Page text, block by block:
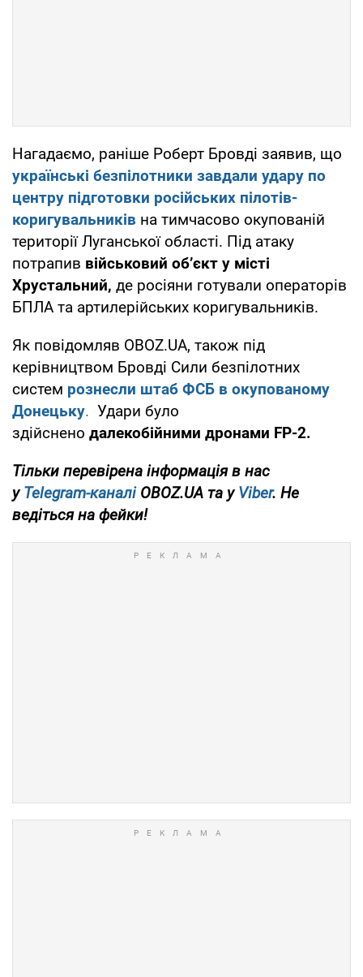
Нагадаємо, раніше Роберт Бровді заявив, що
українські безпілотники завдали удару по
центру підготовки російських пілотів-
коригувальників на тимчасово окупованій
території Луганської області. Під атаку
потрапив військовий об’єкт у місті
Хрустальний, де росіяни готували операторів
БПЛА та артилерійських коригувальників.
Як повідомляв OBOZ.UA, також під
керівництвом Бровді Сили безпілотних
систем рознесли штаб ФСБ в окупованому
Донецьку. Удари було
здійснено далекобійними дронами FP-2.
Тільки перевірена інформація в нас
уTelegram-каналіOBOZ.UA та уViber. Не
ведіться на фейки!